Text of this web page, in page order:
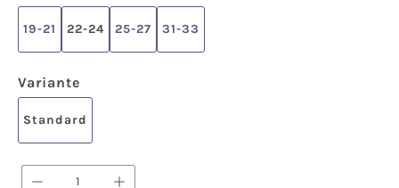
19-21 22-24 25-27 31-33
Variante
Standard
Produkt Anzahl: Gib den